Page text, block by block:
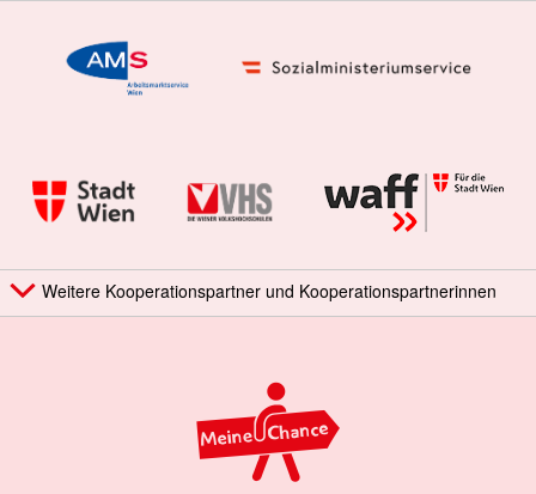
Weitere Kooperationspartner und Kooperationspartnerinnen